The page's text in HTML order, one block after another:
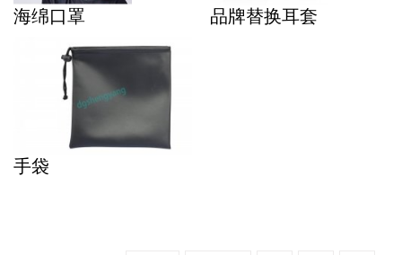
海绵口罩
手袋
品牌替换耳套